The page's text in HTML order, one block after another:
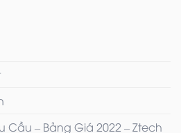
Cầu – Bảng Giá 2022 – Ztech